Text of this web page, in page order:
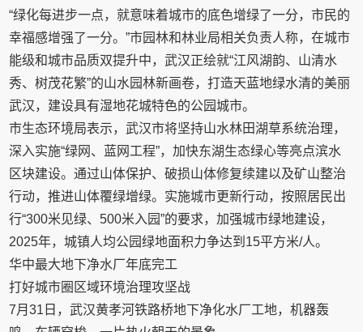
“绿化每进步一点，就意味着城市的底色增绿了一分，市民的
幸福感增强了一分。”市园林和林业局相关负责人称，在城市
能级和城市品质双提升中，武汉正绘就“江风湖韵、山清水
秀、树茂花繁”的山水园林新画卷，打造天蓝地绿水清的美丽
武汉，建设具有湿地花城特色的公园城市。
市生态环境局表示，武汉市将坚持山水林田湖草系统治理，
深入实施“绿网、蓝网工程”，加快东湖生态绿心等亮点滨水
区块建设。通过山体保护、破损山体修复续建以及矿山整治
行动，推进山体覆绿增绿。实施城市更新行动，按照居民出
行“300米见绿、500米入园”的要求，加强城市绿地建设，
2025年，城镇人均公园绿地面积力争达到15平方米/人。
华中最大地下净水厂年底完工
打好城市圈区域环境治理攻坚战
7月31日，武汉黄孝河铁路桥地下净化水厂工地，机器轰